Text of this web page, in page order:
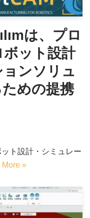
は、プロ
ット設計
ンソリュ
めの提携
ト設計・シミュレー
More »